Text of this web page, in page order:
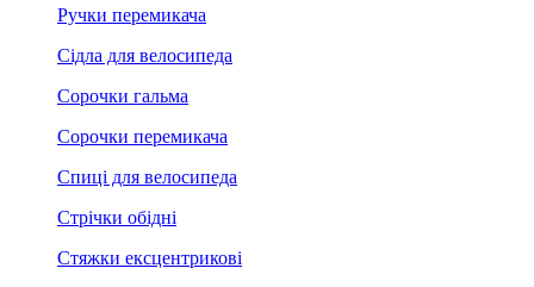
Ручки перемикача
Сідла для велосипеда
Сорочки гальма
Сорочки перемикача
Спиці для велосипеда
Стрічки обідні
Стяжки ексцентрикові